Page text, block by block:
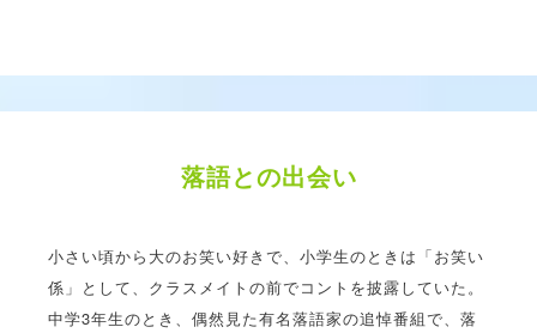
落語との出会い
小さい頃から大のお笑い好きで、小学生のときは「お笑い
係」として、クラスメイトの前でコントを披露していた。
中学3年生のとき、偶然見た有名落語家の追悼番組で、落